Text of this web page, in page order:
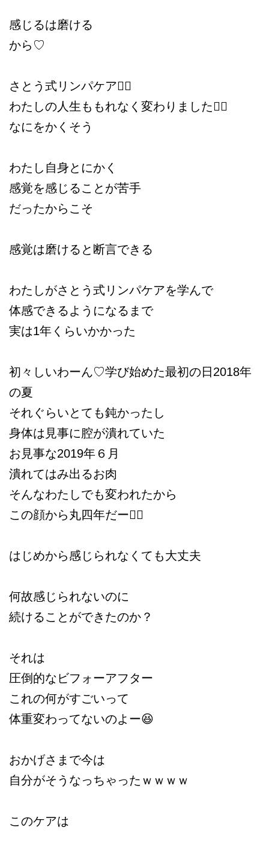
感じるは磨ける
から♡
さとう式リンパケア❤️‍🔥
わたしの人生ももれなく変わりました❤️‍🔥
なにをかくそう
わたし自身とにかく
感覚を感じることが苦手
だったからこそ
感覚は磨けると断言できる
わたしがさとう式リンパケアを学んで
体感できるようになるまで
実は1年くらいかかった
初々しいわーん♡学び始めた最初の日2018年
の夏
それぐらいとても鈍かったし
身体は見事に腔が潰れていた
お見事な2019年６月
潰れてはみ出るお肉
そんなわたしでも変われたから
この顔から丸四年だー❤️‍🔥
はじめから感じられなくても大丈夫
何故感じられないのに
続けることができたのか？
それは
圧倒的なビフォーアフター
これの何がすごいって
体重変わってないのよー😆
おかげさまで今は
自分がそうなっちゃったｗｗｗｗ
このケアは